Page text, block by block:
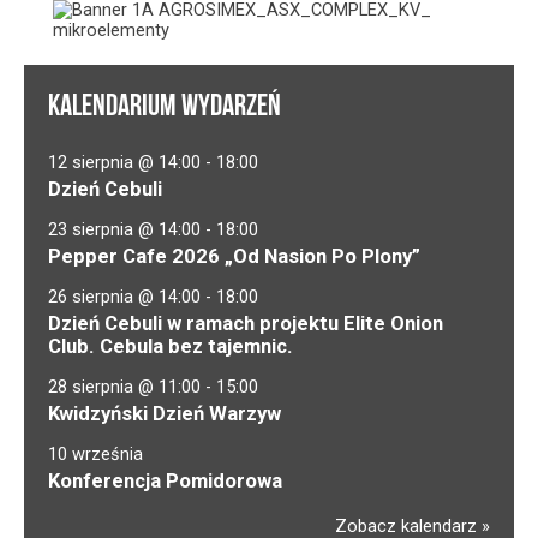
KALENDARIUM WYDARZEŃ
12 sierpnia @ 14:00 - 18:00
Dzień Cebuli
23 sierpnia @ 14:00 - 18:00
Pepper Cafe 2026 „Od Nasion Po Plony”
26 sierpnia @ 14:00 - 18:00
Dzień Cebuli w ramach projektu Elite Onion
Club. Cebula bez tajemnic.
28 sierpnia @ 11:00 - 15:00
Kwidzyński Dzień Warzyw
10 września
Konferencja Pomidorowa
Zobacz kalendarz